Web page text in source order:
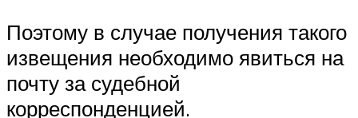
Поэтому в случае получения такого
извещения необходимо явиться на
почту за судебной
корреспонденцией.